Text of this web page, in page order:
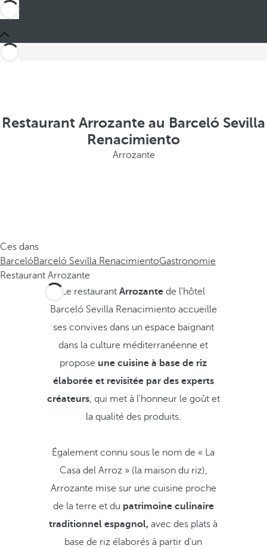
Restaurant Arrozante au Barceló Sevilla
Renacimiento
Arrozante
Ces dans
BarcelóBarceló Sevilla RenacimientoGastronomie
Restaurant Arrozante
Le restaurantArrozantede l'hôtel
Barceló Sevilla Renacimiento accueille
ses convives dans un espace baignant
dans la culture méditerranéenne et
propose une cuisine à base de riz
élaborée et revisitée par des experts
créateurs, qui met à l'honneur le goût et
la qualité des produits.
Également connu sous le nom de « La
Casa del Arroz » (la maison du riz),
Arrozante mise sur une cuisine proche
de la terre et du patrimoine culinaire
traditionnel espagnol, avec des plats à
base de riz élaborés à partir d'un